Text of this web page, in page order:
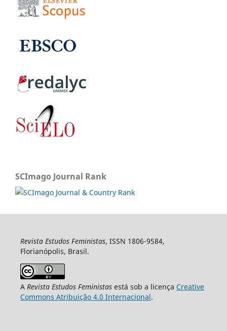
SCImago Journal Rank
Revista Estudos Feministas, ISSN 1806-9584,
Florianópolis, Brasil.
A Revista Estudos Feministasestá sob a licença Creative
Commons Atribuição 4.0 Internacional.